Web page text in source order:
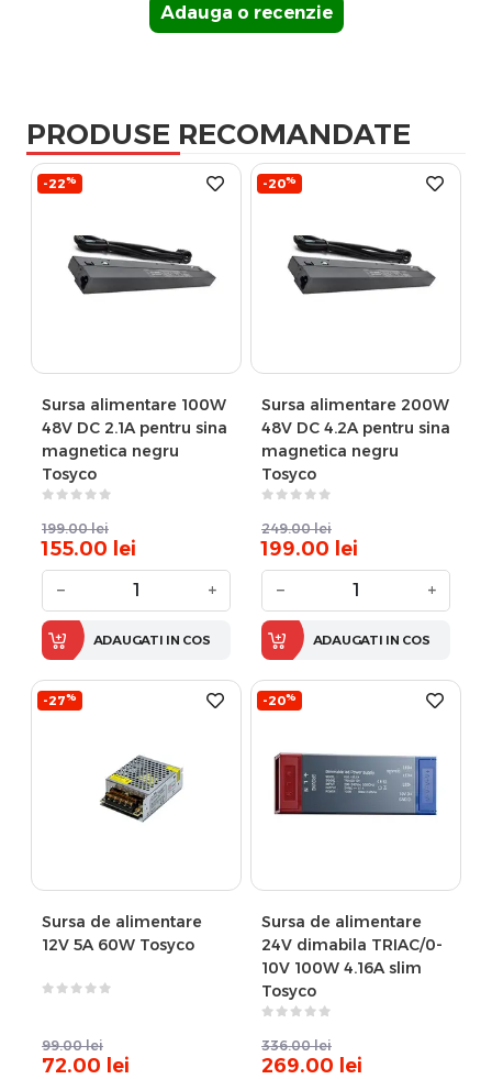
Adauga o recenzie
PRODUSE RECOMANDATE
-22%
Sursa alimentare 100W
48V DC 2.1A pentru sina
magnetica negru
Tosyco
199.00 lei
155.00 lei
− +
ADAUGATI IN COS
-20%
Sursa alimentare 200W
48V DC 4.2A pentru sina
magnetica negru
Tosyco
249.00 lei
199.00 lei
− +
ADAUGATI IN COS
-27%
Sursa de alimentare
12V 5A 60W Tosyco
99.00 lei
72.00 lei
-20%
Sursa de alimentare
24V dimabila TRIAC/0-
10V 100W 4.16A slim
Tosyco
336.00 lei
269.00 lei